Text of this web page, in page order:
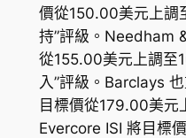
價從150.00美元上調
持”評級。Needham
從155.00美元上調至
入”評級。Barclays
目標價從179.00美元
Evercore ISI 將目標